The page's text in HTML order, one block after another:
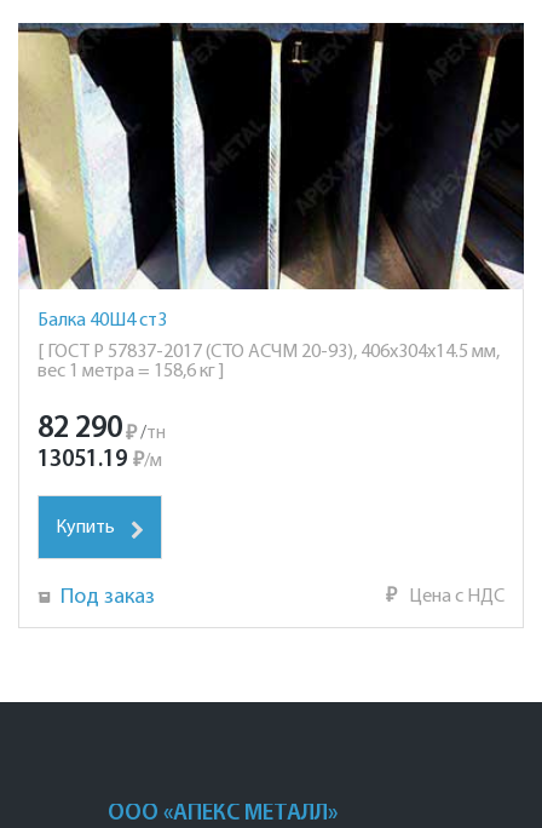
Балка 40Ш4 ст3
[ ГОСТ Р 57837-2017 (СТО АСЧМ 20-93), 406х304х14.5 мм,
вес 1 метра = 158,6 кг ]
82 290₽ /тн
13051.19 ₽/м
Купить
Под заказ ₽ Цена с НДС
ООО «АПЕКС МЕТАЛЛ»